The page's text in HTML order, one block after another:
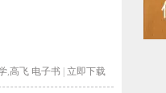
高飞 电子书 | 立即下载